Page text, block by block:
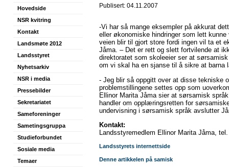
Hovedside
NSR kvitring
Kontakt
Landsmøte 2012
Landsstyret
Nyhetsarkiv
NSR i media
Pressebilder
Sekretariatet
Sameforeninger
Sametingsgruppa
Studieforbundet
Sosiale media
Temaer
Publisert: 04.11.2007
-Vi har så mange eksempler på akkurat
eller økonomiske hindringer som lett
veien blir til gjort store fordi ingen vil ta et
Jåma. – Det er rett og slett fortvilende at
direktoratet som skoleeier ser at
om vi skal ha en sjanse til å sikre at
- Jeg blir så oppgitt over at disse tekniske
problemstillingene settes opp som
Ellinor Marita Jåma sier at sørsamisk
handler om opplæringsretten for
undervisning i sørsamisk språk avslutter
Kontakt:
Landsstyremedlem Ellinor Marita Jåma,
Landsstyrets internettside
Denne artikkelen på samisk